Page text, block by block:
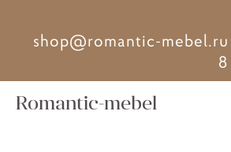
shop@romantic-mebel.ru
Romantic-mebel